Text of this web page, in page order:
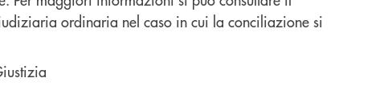
ordinaria nel caso in cui la conciliazione si